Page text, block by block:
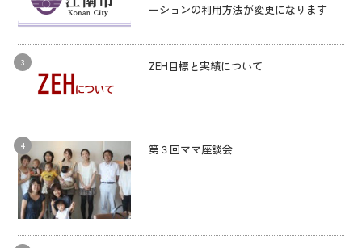
ーションの利用方法が変更になります
ZEH目標と実績について
第３回ママ座談会